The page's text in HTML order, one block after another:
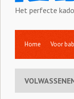
Het perfecte
Home Voor